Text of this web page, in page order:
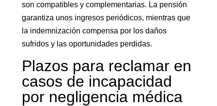
son compatibles y complementarias. La pensión
garantiza unos ingresos periódicos, mientras que
la indemnización compensa por los daños
sufridos y las oportunidades perdidas.
Plazos para reclamar en
casos de incapacidad
por negligencia médica